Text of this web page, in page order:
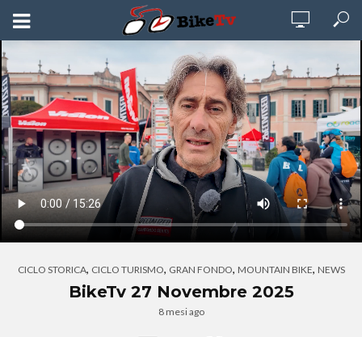
CICLO STORICA, CICLO TURISMO, GRAN FONDO, MOUNTAIN BIKE, NEWS
BikeTv 27 Novembre 2025
8 mesi ago